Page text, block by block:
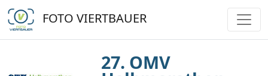
FOTO VIERTBAUER
27. OMV